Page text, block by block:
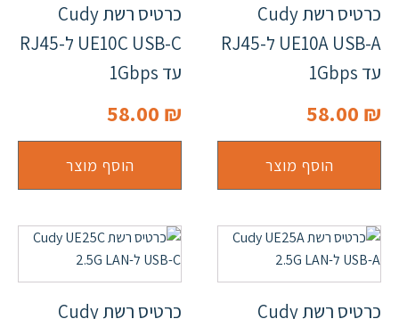
כרטיס רשת Cudy
UE10A USB-A ל-RJ45
עד 1Gbps
58.00 ₪
הוסף מוצר
כרטיס רשת Cudy
UE10C USB-C ל-RJ45
עד 1Gbps
58.00 ₪
הוסף מוצר
כרטיס רשת Cudy
כרטיס רשת Cudy